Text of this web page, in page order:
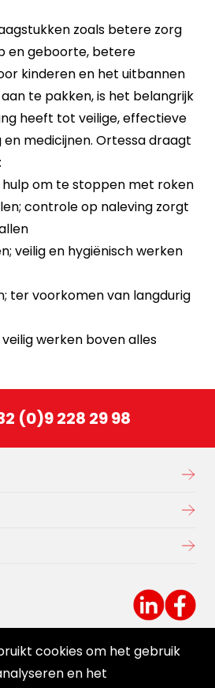
zoals betere zorg
en geboorte, betere
kinderen en het uitbannen
te pakken, is het belangrijk
heeft tot veilige, effectieve
medicijnen. Ortessa draagt
om te stoppen met roken
controle op naleving zorgt
veilig en hygiënisch werken
ter voorkomen van langdurig
werken boven alles
(0)9 228 29 98
cookies om het gebruik
en het